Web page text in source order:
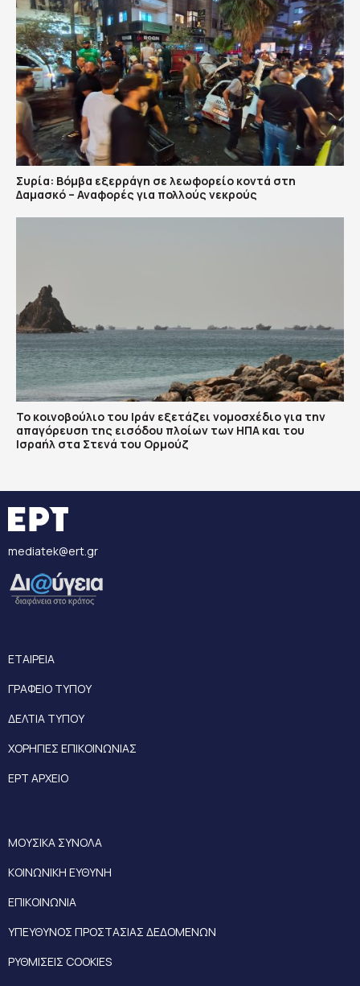
Συρία: Βόμβα εξερράγη σε λεωφορείο κοντά στη
Δαμασκό – Αναφορές για πολλούς νεκρούς
To κοινοβούλιο του Ιράν εξετάζει νομοσχέδιο για την
απαγόρευση της εισόδου πλοίων των ΗΠΑ και του
Ισραήλ στα Στενά του Ορμούζ
mediatek@ert.gr
ΕΤΑΙΡΕΙΑ
ΓΡΑΦΕΙΟ ΤΥΠΟΥ
ΔΕΛΤΙΑ ΤΥΠΟΥ
ΧΟΡΗΓΙΕΣ ΕΠΙΚΟΙΝΩΝΙΑΣ
ΕΡΤ ΑΡΧΕΙΟ
ΜΟΥΣΙΚΑ ΣΥΝΟΛΑ
ΚΟΙΝΩΝΙΚΗ ΕΥΘΥΝΗ
ΕΠΙΚΟΙΝΩΝΙΑ
ΥΠΕΥΘΥΝΟΣ ΠΡΟΣΤΑΣΙΑΣ ΔΕΔΟΜΕΝΩΝ
ΡΥΘΜΙΣΕΙΣ COOKIES